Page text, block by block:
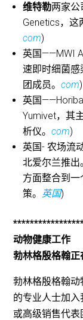
维特勒两家公
Genetics，这
com)
英国——MWI
速即时细菌感
团成员。com)
英国
Yumivet，其
析仪。com)
英国-农场流
北爱尔兰推
方面整合到
策。 英国)
动物健康工作
勃林格殷格翰正
勃林格殷格翰
的专业人士加
或高级销售代